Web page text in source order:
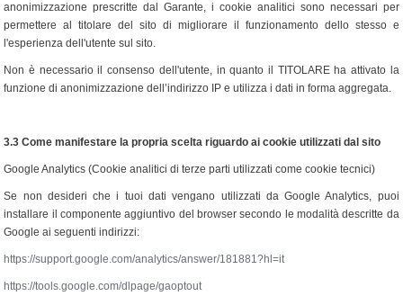
anonimizzazione prescritte dal Garante, i cookie analitici sono necessari per
permettere al titolare del sito di migliorare il funzionamento dello stesso e
l'esperienza dell'utente sul sito.
Non è necessario il consenso dell'utente, in quanto il TITOLARE ha attivato la
funzione di anonimizzazione dell’indirizzo IP e utilizza i dati in forma aggregata.
3.3 Come manifestare la propria scelta riguardo ai cookie utilizzati dal sito
Google Analytics (Cookie analitici di terze parti utilizzati come cookie tecnici)
Se non desideri che i tuoi dati vengano utilizzati da Google Analytics, puoi
installare il componente aggiuntivo del browser secondo le modalità descritte da
Google ai seguenti indirizzi:
https://support.google.com/analytics/answer/181881?hl=it
https://tools.google.com/dlpage/gaoptout